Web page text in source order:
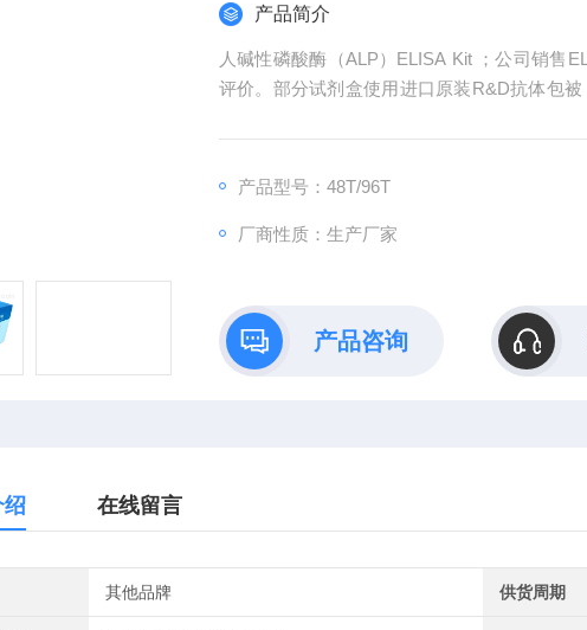
产品简介
人碱性磷酸酶（ALP）ELISA Kit ；公司销售
评价。部分试剂盒使用进口原装R&D抗体包
产品型号：48T/96T
厂商性质：生产厂家
产品咨询
绍 在线留言
其他品牌 供货周期